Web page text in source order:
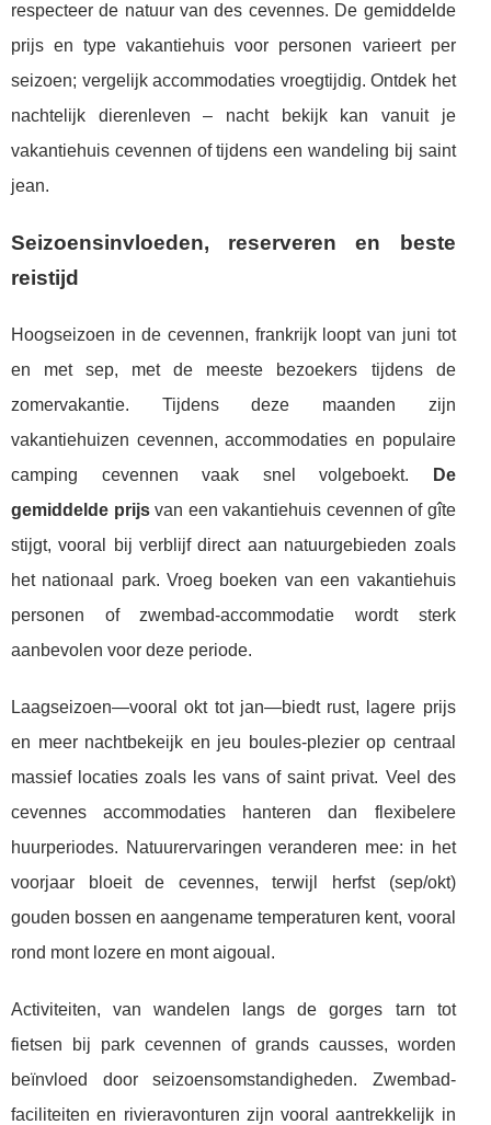
respecteer de natuur van des cevennes. De gemiddelde
prijs en type vakantiehuis voor personen varieert per
seizoen; vergelijk accommodaties vroegtijdig. Ontdek het
nachtelijk dierenleven – nacht bekijk kan vanuit je
vakantiehuis cevennen of tijdens een wandeling bij saint
jean.
Seizoensinvloeden, reserveren en beste
reistijd
Hoogseizoen in de cevennen, frankrijk loopt van juni tot
en met sep, met de meeste bezoekers tijdens de
zomervakantie. Tijdens deze maanden zijn
vakantiehuizen cevennen, accommodaties en populaire
camping cevennen vaak snel volgeboekt.
De
gemiddelde prijsvan een vakantiehuis cevennen of gîte
stijgt, vooral bij verblijf direct aan natuurgebieden zoals
het nationaal park. Vroeg boeken van een vakantiehuis
personen of zwembad-accommodatie wordt sterk
aanbevolen voor deze periode.
Laagseizoen—vooral okt tot jan—biedt rust, lagere prijs
en meer nachtbekeijk en jeu boules-plezier op centraal
massief locaties zoals les vans of saint privat. Veel des
cevennes accommodaties hanteren dan flexibelere
huurperiodes. Natuurervaringen veranderen mee: in het
voorjaar bloeit de cevennes, terwijl herfst (sep/okt)
gouden bossen en aangename temperaturen kent, vooral
rond mont lozere en mont aigoual.
Activiteiten, van wandelen langs de gorges tarn tot
fietsen bij park cevennen of grands causses, worden
beïnvloed door seizoensomstandigheden. Zwembad-
faciliteiten en rivieravonturen zijn vooral aantrekkelijk in